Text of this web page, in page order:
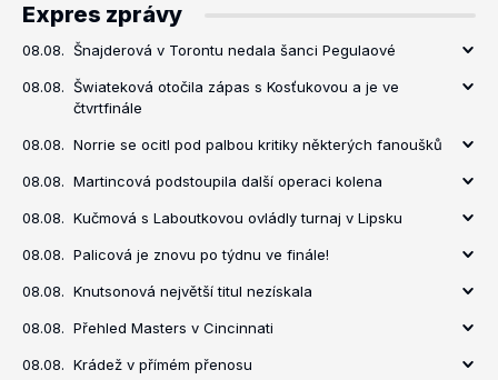
Expres zprávy
08.08. Šnajderová v Torontu nedala šanci Pegulaové
08.08. Šwiateková otočila zápas s Kosťukovou a je ve
čtvrtfinále
08.08. Norrie se ocitl pod palbou kritiky některých fanoušků
08.08. Martincová podstoupila další operaci kolena
08.08. Kučmová s Laboutkovou ovládly turnaj v Lipsku
08.08. Palicová je znovu po týdnu ve finále!
08.08. Knutsonová největší titul nezískala
08.08. Přehled Masters v Cincinnati
08.08. Krádež v přímém přenosu